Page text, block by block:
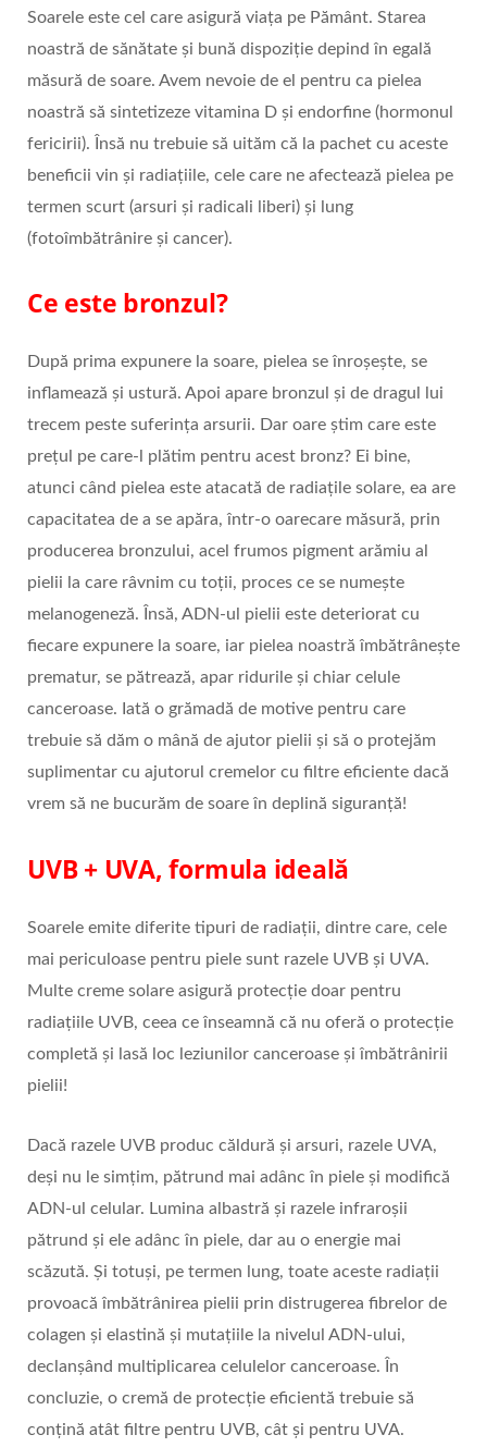
Soarele este cel care asigură viața pe Pământ. Starea
noastră de sănătate și bună dispoziție depind în egală
măsură de soare. Avem nevoie de el pentru ca pielea
noastră să sintetizeze vitamina D și endorfine (hormonul
fericirii). Însă nu trebuie să uităm că la pachet cu aceste
beneficii vin și radiațiile, cele care ne afectează pielea pe
termen scurt (arsuri și radicali liberi) și lung
(fotoîmbătrânire și cancer).
Ce este bronzul?
După prima expunere la soare, pielea se înroșește, se
inflamează și ustură. Apoi apare bronzul și de dragul lui
trecem peste suferința arsurii. Dar oare știm care este
prețul pe care-l plătim pentru acest bronz? Ei bine,
atunci când pielea este atacată de radiațile solare, ea are
capacitatea de a se apăra, într-o oarecare măsură, prin
producerea bronzului, acel frumos pigment arămiu al
pielii la care râvnim cu toții, proces ce se numește
melanogeneză. Însă, ADN-ul pielii este deteriorat cu
fiecare expunere la soare, iar pielea noastră îmbătrânește
prematur, se pătrează, apar ridurile și chiar celule
canceroase. Iată o grămadă de motive pentru care
trebuie să dăm o mână de ajutor pielii și să o protejăm
suplimentar cu ajutorul cremelor cu filtre eficiente dacă
vrem să ne bucurăm de soare în deplină siguranță!
UVB + UVA, formula ideală
Soarele emite diferite tipuri de radiații, dintre care, cele
mai periculoase pentru piele sunt razele UVB și UVA.
Multe creme solare asigură protecție doar pentru
radiațiile UVB, ceea ce înseamnă că nu oferă o protecție
completă și lasă loc leziunilor canceroase și îmbătrânirii
pielii!
Dacă razele UVB produc căldură și arsuri, razele UVA,
deși nu le simțim, pătrund mai adânc în piele și modifică
ADN-ul celular. Lumina albastră și razele infraroșii
pătrund și ele adânc în piele, dar au o energie mai
scăzută. Și totuși, pe termen lung, toate aceste radiații
provoacă îmbătrânirea pielii prin distrugerea fibrelor de
colagen și elastină și mutațiile la nivelul ADN-ului,
declanșând multiplicarea celulelor canceroase. În
concluzie, o cremă de protecție eficientă trebuie să
conțină atât filtre pentru UVB, cât și pentru UVA.